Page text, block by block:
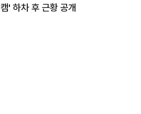
캠' 하차 후 근황 공개